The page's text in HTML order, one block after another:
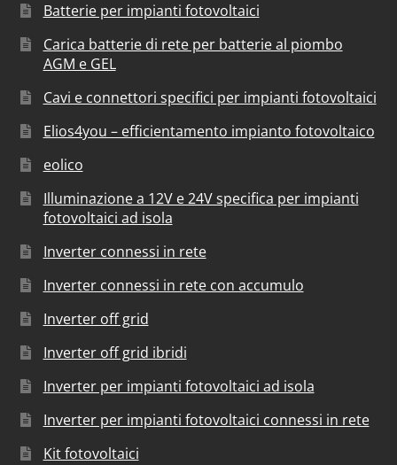
Batterie per impianti fotovoltaici
Carica batterie di rete per batterie al piombo
AGM e GEL
Cavi e connettori specifici per impianti fotovoltaici
Elios4you – efficientamento impianto fotovoltaico
eolico
Illuminazione a 12V e 24V specifica per impianti
fotovoltaici ad isola
Inverter connessi in rete
Inverter connessi in rete con accumulo
Inverter off grid
Inverter off grid ibridi
Inverter per impianti fotovoltaici ad isola
Inverter per impianti fotovoltaici connessi in rete
Kit fotovoltaici